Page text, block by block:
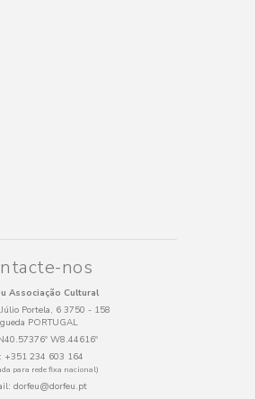
nos
Associação Cultural
Portela, 6 3750 - 158
PORTUGAL
W8.44616º
+351 234 603 164
para rede fixa nacional)
dorfeu@dorfeu.pt